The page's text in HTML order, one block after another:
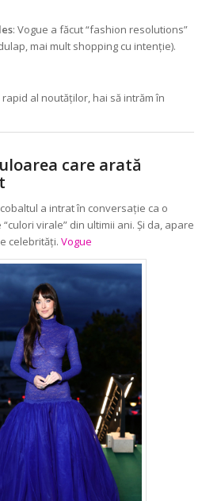
: Vogue a făcut “fashion resolutions”
mai mult shopping cu intenție).
al noutăților, hai să intrăm în
care arată
a intrat în conversație ca o
virale” din ultimii ani. Și da, apare
celebrități. Vogue